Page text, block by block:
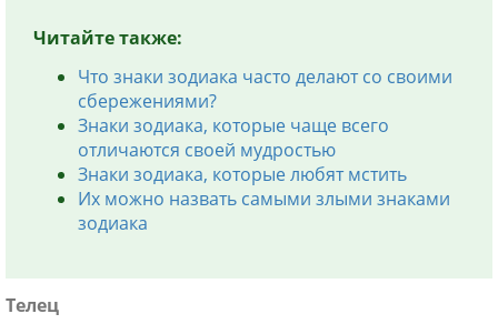
Читайте также:
Что знаки зодиака часто делают со своими
сбережениями?
Знаки зодиака, которые чаще всего
отличаются своей мудростью
Знаки зодиака, которые любят мстить
Их можно назвать самыми злыми знаками
зодиака
Телец